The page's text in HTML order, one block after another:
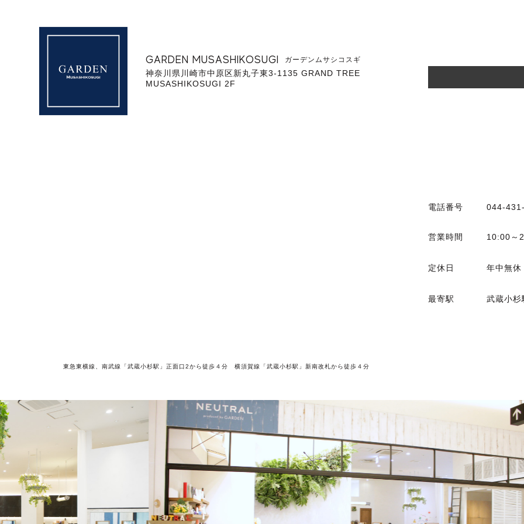
GARDEN MUSASHIKOSUGI ガーデンムサシコスギ
神奈川県川崎市中原区新丸子東3-1135 GRAND TREE
MUSASHIKOSUGI 2F
東急東横線、南武線「武蔵小杉駅」正面口2から徒歩４分 横須賀線「武蔵小杉駅」新南改札から徒歩４分
電話番号 044-
営業時間 10:00～
定休日 年中無休
最寄駅 武蔵小杉